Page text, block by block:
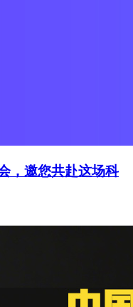
，邀您共赴这场科